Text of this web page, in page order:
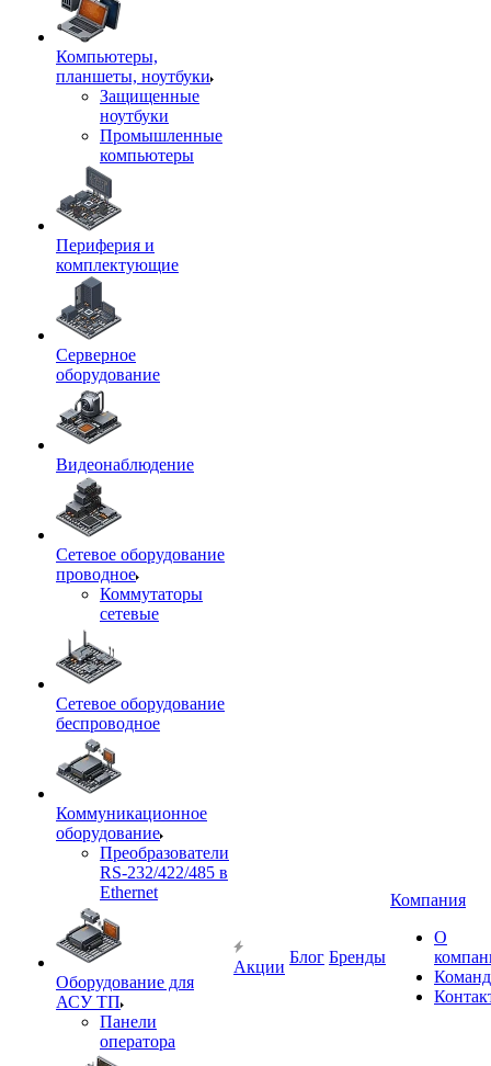
Компьютеры,
планшеты, ноутбуки
Защищенные
ноутбуки
Промышленные
компьютеры
Периферия и
комплектующие
Серверное
оборудование
Видеонаблюдение
Сетевое оборудование
проводное
Коммутаторы
сетевые
Сетевое оборудование
беспроводное
Коммуникационное
оборудование
Преобразователи
RS-232/422/485 в
Ethernet
Оборудование для
АСУ ТП
Панели
оператора
Акции
Блог Бренды
Компания
О